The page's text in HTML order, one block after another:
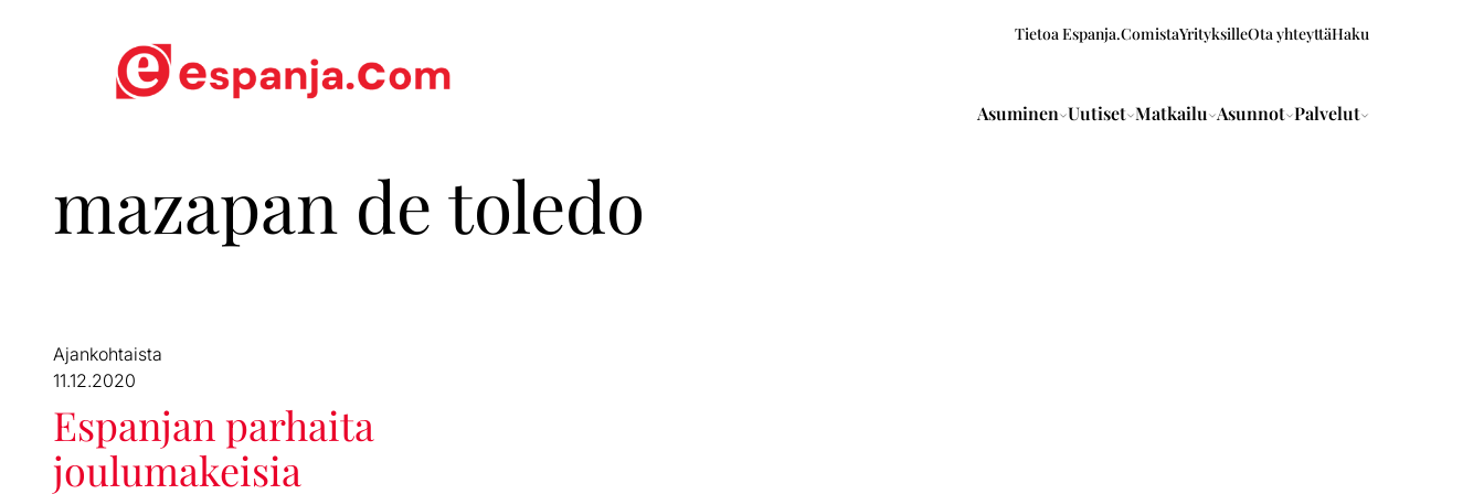
Tietoa Espanja.ComistaYrityksilleOta yhteyttäHaku
Asuminen Uutiset Matkailu Asunnot Palvelut
mazapan de toledo
Ajankohtaista
11.12.2020
Espanjan parhaita
joulumakeisia